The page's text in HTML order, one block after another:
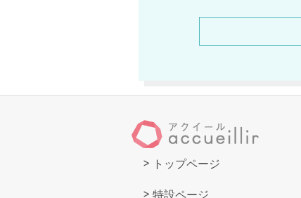
も特徴で、ブランド
トップページ
特設ページ